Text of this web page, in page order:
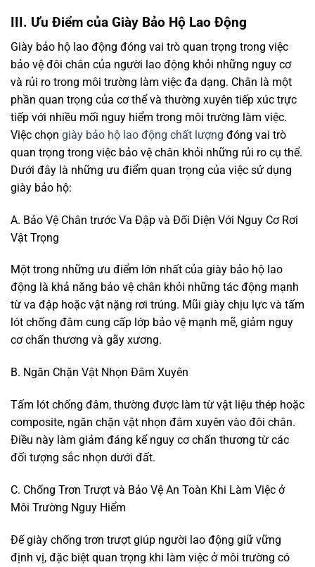
III. Ưu Điểm của Giày Bảo Hộ Lao Động
Giày bảo hộ lao động đóng vai trò quan trọng trong việc
bảo vệ đôi chân của người lao động khỏi những nguy cơ
và rủi ro trong môi trường làm việc đa dạng. Chân là một
phần quan trọng của cơ thể và thường xuyên tiếp xúc trực
tiếp với nhiều mối nguy hiểm trong môi trường làm việc.
Việc chọn giày bảo hộ lao động chất lượng đóng vai trò
quan trọng trong việc bảo vệ chân khỏi những rủi ro cụ thể.
Dưới đây là những ưu điểm quan trọng của việc sử dụng
giày bảo hộ:
A. Bảo Vệ Chân trước Va Đập và Đối Diện Với Nguy Cơ Rơi
Vật Trọng
Một trong những ưu điểm lớn nhất của giày bảo hộ lao
động là khả năng bảo vệ chân khỏi những tác động mạnh
từ va đập hoặc vật nặng rơi trúng. Mũi giày chịu lực và tấm
lót chống đâm cung cấp lớp bảo vệ mạnh mẽ, giảm nguy
cơ chấn thương và gãy xương.
B. Ngăn Chặn Vật Nhọn Đâm Xuyên
Tấm lót chống đâm, thường được làm từ vật liệu thép hoặc
composite, ngăn chặn vật nhọn đâm xuyên vào đôi chân.
Điều này làm giảm đáng kể nguy cơ chấn thương từ các
đối tượng sắc nhọn dưới đất.
C. Chống Trơn Trượt và Bảo Vệ An Toàn Khi Làm Việc ở
Môi Trường Nguy Hiểm
Đế giày chống trơn trượt giúp người lao động giữ vững
định vị, đặc biệt quan trọng khi làm việc ở môi trường có